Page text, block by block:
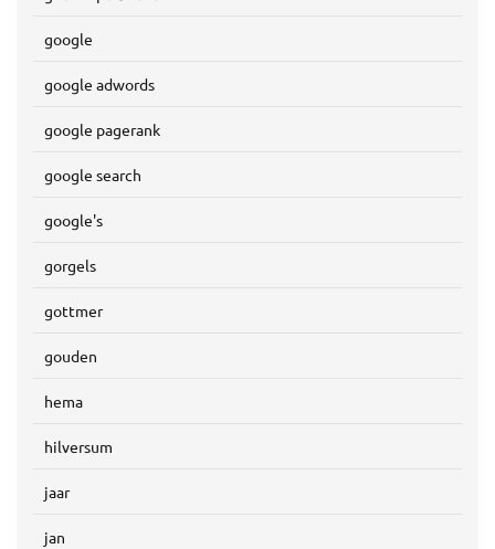
google
google adwords
google pagerank
google search
google's
gorgels
gottmer
gouden
hema
hilversum
jaar
jan